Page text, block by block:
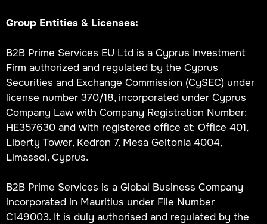
Group Entities & Licenses:
B2B Prime Services EU Ltd is a Cyprus Investment
Firm authorized and regulated by the Cyprus
Securities and Exchange Commission (CySEC) under
license number 370/18, incorporated under Cyprus
Company Law with Company Registration Number:
HE357630 and with registered office at: Office 401,
Liberty Tower, Kedron 7, Mesa Geitonia 4004,
Limassol, Cyprus.
B2B Prime Services is a Global Business Company
incorporated in Mauritius under File Number
C149003. It is duly authorised and regulated by the